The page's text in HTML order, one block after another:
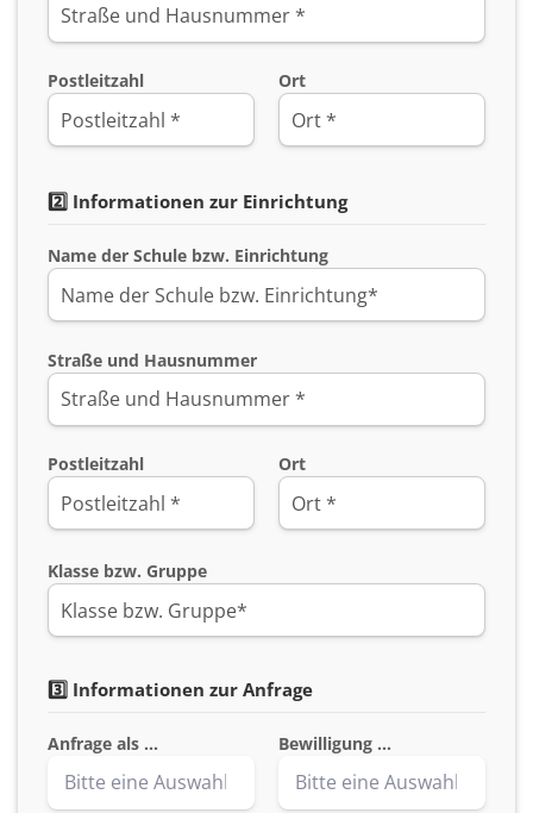
Postleitzahl Ort
2️⃣ Informationen zur Einrichtung
Name der Schule bzw. Einrichtung
Straße und Hausnummer
Postleitzahl Ort
Klasse bzw. Gruppe
3️⃣ Informationen zur Anfrage
Anfrage als ... Bewilligung ...